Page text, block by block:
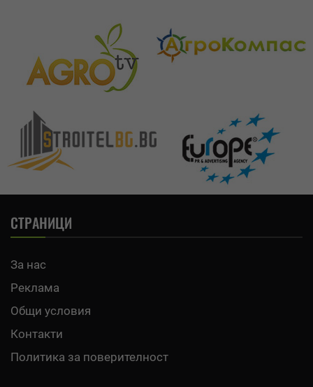
СТРАНИЦИ
За нас
Реклама
Общи условия
Контакти
Политика за поверителност